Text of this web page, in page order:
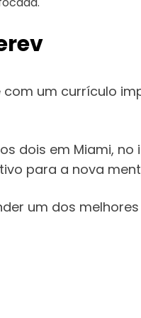
um currículo
dois em Miami, no
para a nova
um dos